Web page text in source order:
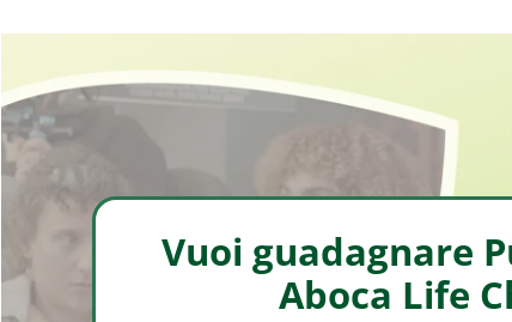
Vuoi guadagnare
Aboca Life